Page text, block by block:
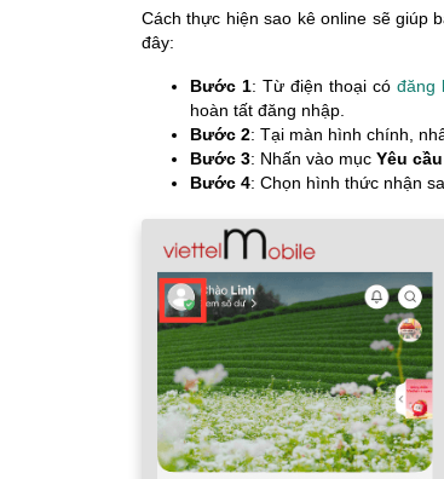
Cách thực hiện sao kê online sẽ giúp
đây:
Bước 1: Từ điện thoại có đăng
hoàn tất đăng nhập.
Bước 2: Tại màn hình chính,
Bước 3: Nhấn vào mục Yêu
Bước 4: Chọn hình thức nhận